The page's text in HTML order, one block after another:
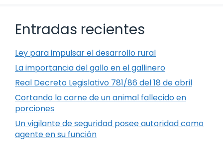
Entradas recientes
Ley para impulsar el desarrollo rural
La importancia del gallo en el gallinero
Real Decreto Legislativo 781/86 del 18 de abril
Cortando la carne de un animal fallecido en
porciones
Un vigilante de seguridad posee autoridad como
agente en su función